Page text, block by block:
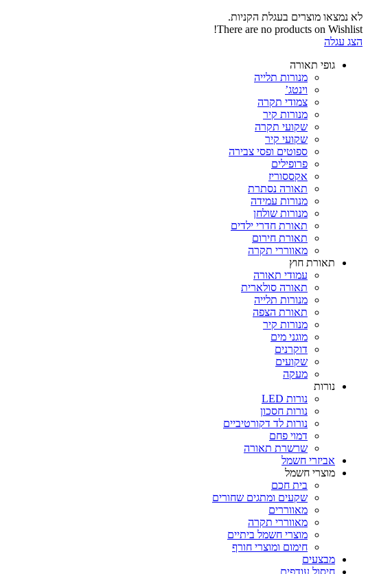
לא נמצאו מוצרים בעגלת הקניות.
There are no products on Wishlist!
הצג עגלה
גופי תאורה
מנורות תלייה
וינטג’
צמודי תקרה
מנורות קיר
שקועי תקרה
שקועי קיר
ספוטים ופסי צבירה
פרופילים
אקססוריז
תאורה נסתרת
מנורות עמידה
מנורות שולחן
תאורת חדרי ילדים
תאורת חירום
מאווררי תקרה
תאורת חוץ
עמודי תאורה
תאורה סולארית
מנורות תלייה
תאורת הצפה
מנורות קיר
מוגני מים
דוקרנים
שקועים
מעקה
נורות
נורות LED
נורות חסכון
נורות לד דקורטיביים
דמוי פחם
שרשרת תאורה
אביזרי חשמל
מוצרי חשמל
בית חכם
שקעים ומתגים שחורים
מאווררים
מאווררי תקרה
מוצרי חשמל ביתיים
חימום ומוצרי חורף
מבצעים
חיסול עודפים